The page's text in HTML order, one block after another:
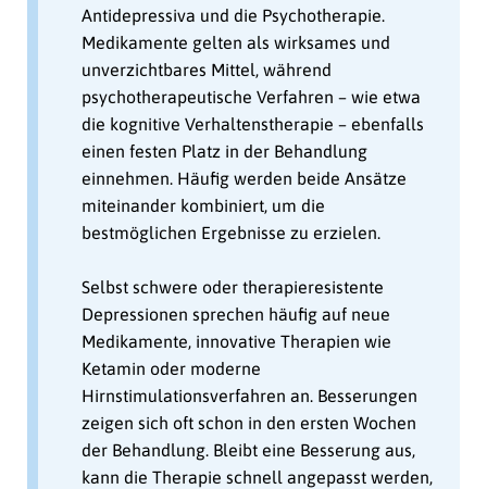
Antidepressiva und die Psychotherapie.
Medikamente gelten als wirksames und
unverzichtbares Mittel, während
psychotherapeutische Verfahren – wie etwa
die kognitive Verhaltenstherapie – ebenfalls
einen festen Platz in der Behandlung
einnehmen. Häufig werden beide Ansätze
miteinander kombiniert, um die
bestmöglichen Ergebnisse zu erzielen.
Selbst schwere oder therapieresistente
Depressionen sprechen häufig auf neue
Medikamente, innovative Therapien wie
Ketamin oder moderne
Hirnstimulationsverfahren an. Besserungen
zeigen sich oft schon in den ersten Wochen
der Behandlung. Bleibt eine Besserung aus,
kann die Therapie schnell angepasst werden,